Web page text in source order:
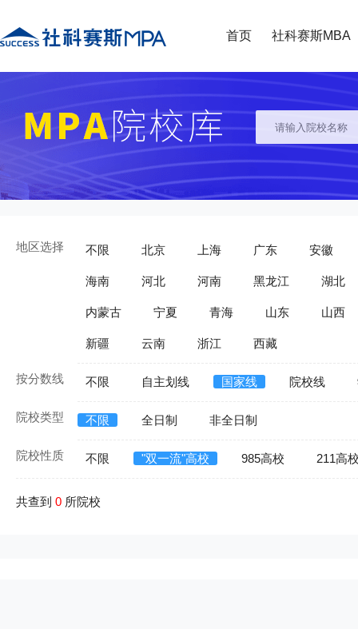
首页 社科赛斯MBA
地区选择 不限 北京 上海 广东 安徽
海南 河北 河南 黑龙江 湖北
内蒙古 宁夏 青海 山东 山西
新疆 云南 浙江 西藏
按分数线 不限 自主划线 国家线 院校线
院校类型 不限 全日制 非全日制
院校性质 不限 "双一流"高校 985高校 211高
共查到 0 所院校